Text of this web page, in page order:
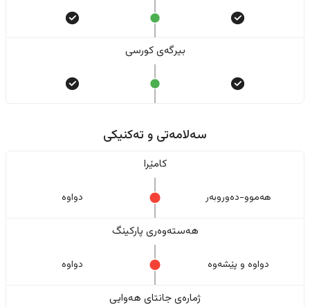
بیرگەی کورسی
سەلامەتی و تەکنیکی
کامێرا
هەموو-دەوروبەر دواوە
هەستەوەری پارکینگ
دواوە و پێشەوە دواوە
ژمارەی جانتای هەوایی